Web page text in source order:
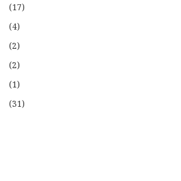
(17)
(4)
(2)
(2)
(1)
(31)